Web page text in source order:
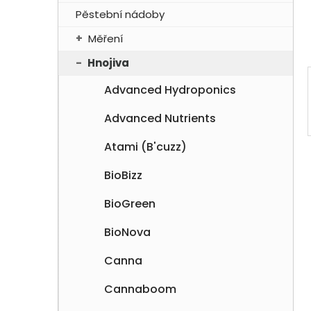
e
l
Pěstební nádoby
Měření
Hnojiva
Advanced Hydroponics
Advanced Nutrients
Atami (B'cuzz)
BioBizz
BioGreen
BioNova
Canna
Cannaboom